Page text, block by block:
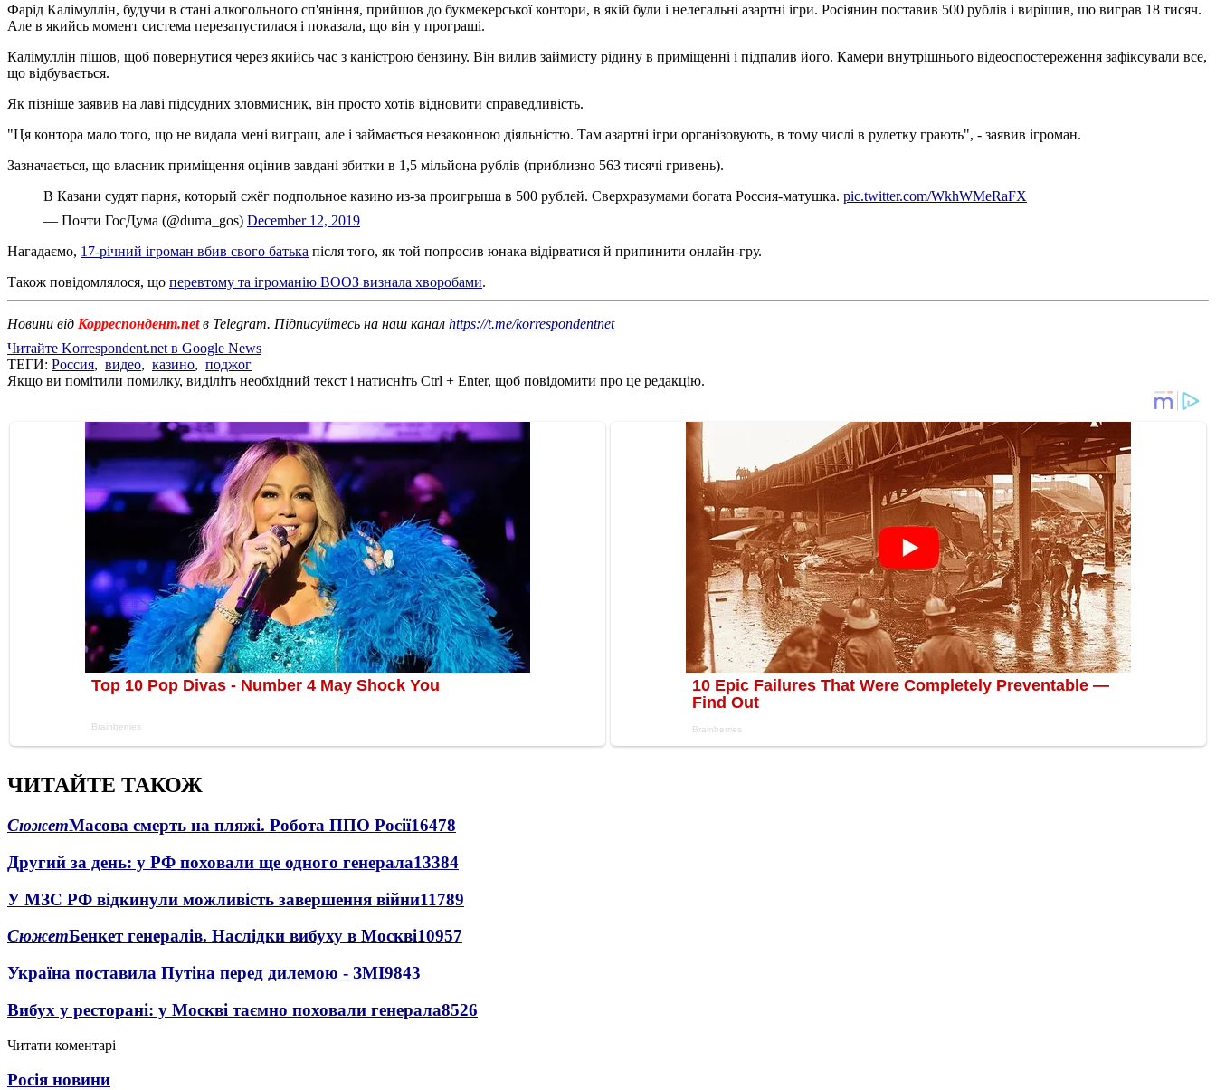
Фарід Калімуллін, будучи в стані алкогольного сп'яніння, прийшов до букмекерської контори, в якій були і нелегальні азартні ігри. Росіянин поставив 500 рублів і вирішив, що виграв 18 тисяч.
Але в якийсь момент система перезапустилася і показала, що він у програші.
Калімуллін пішов, щоб повернутися через якийсь час з каністрою бензину. Він вилив займисту рідину в приміщенні і підпалив його. Камери внутрішнього відеоспостереження зафіксували все,
що відбувається.
Як пізніше заявив на лаві підсудних зловмисник, він просто хотів відновити справедливість.
"Ця контора мало того, що не видала мені виграш, але і займається незаконною діяльністю. Там азартні ігри організовують, в тому числі в рулетку грають", - заявив ігроман.
Зазначається, що власник приміщення оцінив завдані збитки в 1,5 мільйона рублів (приблизно 563 тисячі гривень).
В Казани судят парня, который сжёг подпольное казино из-за проигрыша в 500 рублей. Сверхразумами богата Россия-матушка. pic.twitter.com/WkhWMeRaFX
— Почти ГосДума (@duma_gos) December 12, 2019
Нагадаємо, 17-річний ігроман вбив свого батька після того, як той попросив юнака відірватися й припинити онлайн-гру.
Також повідомлялося, що перевтому та ігроманію ВООЗ визнала хворобами.
Новини від Корреспондент.netв Telegram. Підписуйтесь на наш канал https://t.me/korrespondentnet
Читайте Korrespondent.net в Google News
ТЕГИ: Россия, видео, казино, поджог
Якщо ви помітили помилку, виділіть необхідний текст і натисніть Ctrl + Enter, щоб повідомити про це редакцію.
ЧИТАЙТЕ ТАКОЖ
СюжетМасова смерть на пляжі. Робота ППО Росії16478
Другий за день: у РФ поховали ще одного генерала13384
У МЗС РФ відкинули можливість завершення війни11789
СюжетБенкет генералів. Наслідки вибуху в Москві10957
Україна поставила Путіна перед дилемою - ЗМІ9843
Вибух у ресторані: у Москві таємно поховали генерала8526
Читати коментарі
Росія новини